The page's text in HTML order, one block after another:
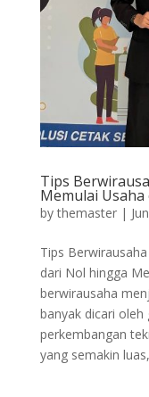
Tips
Memulai
bythemaster|
Tips
dari Nol hingga
berwirausaha
banyak dicari oleh
perkembangan
yang semakin